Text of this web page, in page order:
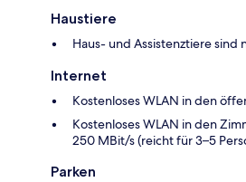
Haustiere
Haus- und Assistenztiere sind
Internet
Kostenloses WLAN in den
Kostenloses WLAN in den
250 MBit/s (reicht für 3–5
Parken